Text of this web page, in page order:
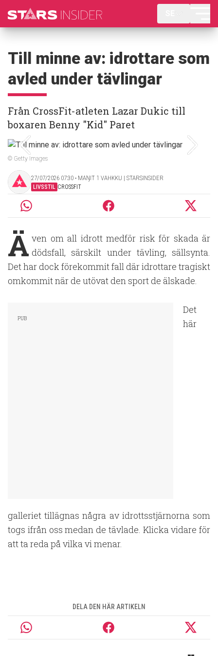
Till minne av: idrottare som
avled under tävlingar
Från CrossFit-atleten Lazar Dukic till
boxaren Benny "Kid" Paret
© Getty Images
27/07/2026 07:30 ‧ MAŊIT 1 VAHKKU | STARSINSIDER
LIVSSTIL CROSSFIT
Ä ven om all idrott medför risk för skada är
dödsfall, särskilt under tävling, sällsynta.
Det har dock förekommit fall där idrottare tragiskt
omkommit när de utövat den sport de älskade.
Det
här
galleriet tillägnas några av idrottsstjärnorna som
togs ifrån oss medan de tävlade. Klicka vidare för
att ta reda på vilka vi menar.
DELA DEN HÄR ARTIKELN